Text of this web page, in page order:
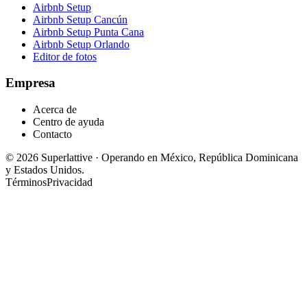
Airbnb Setup
Airbnb Setup Cancún
Airbnb Setup Punta Cana
Airbnb Setup Orlando
Editor de fotos
Empresa
Acerca de
Centro de ayuda
Contacto
© 2026 Superlattive · Operando en México, República Dominicana
y Estados Unidos.
TérminosPrivacidad